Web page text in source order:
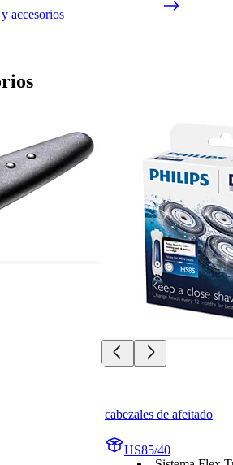
accesorios
cabezales de afeitado
HS85/40